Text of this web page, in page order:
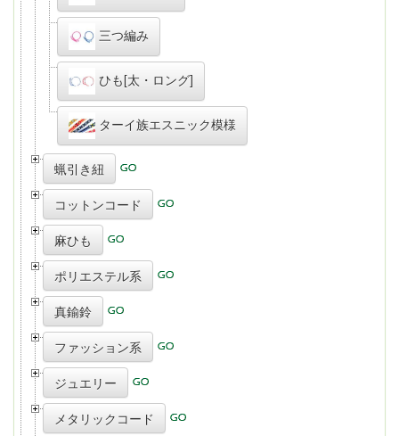
三つ編み
ひも[太・ロング]
ターイ族エスニック模様
蝋引き紐
コットンコード
麻ひも
ポリエステル系
真鍮鈴
ファッション系
ジュエリー
メタリックコード